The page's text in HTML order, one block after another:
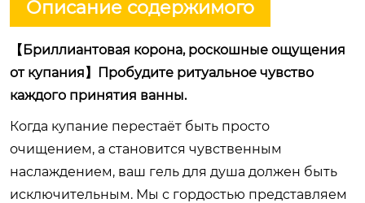
Описание содержимого
【Бриллиантовая корона, роскошные ощущения
от купания】Пробудите ритуальное чувство
каждого принятия ванны.
Когда купание перестаёт быть просто
очищением, а становится чувственным
наслаждением, ваш гель для душа должен быть
исключительным. Мы с гордостью представляем